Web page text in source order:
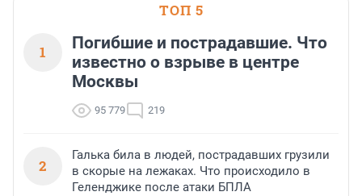
ТОП 5
1
Погибшие и пострадавшие. Что
известно о взрыве в центре
Москвы
95 779 219
2
Галька била в людей, пострадавших грузили
в скорые на лежаках. Что происходило в
Геленджике после атаки БПЛА